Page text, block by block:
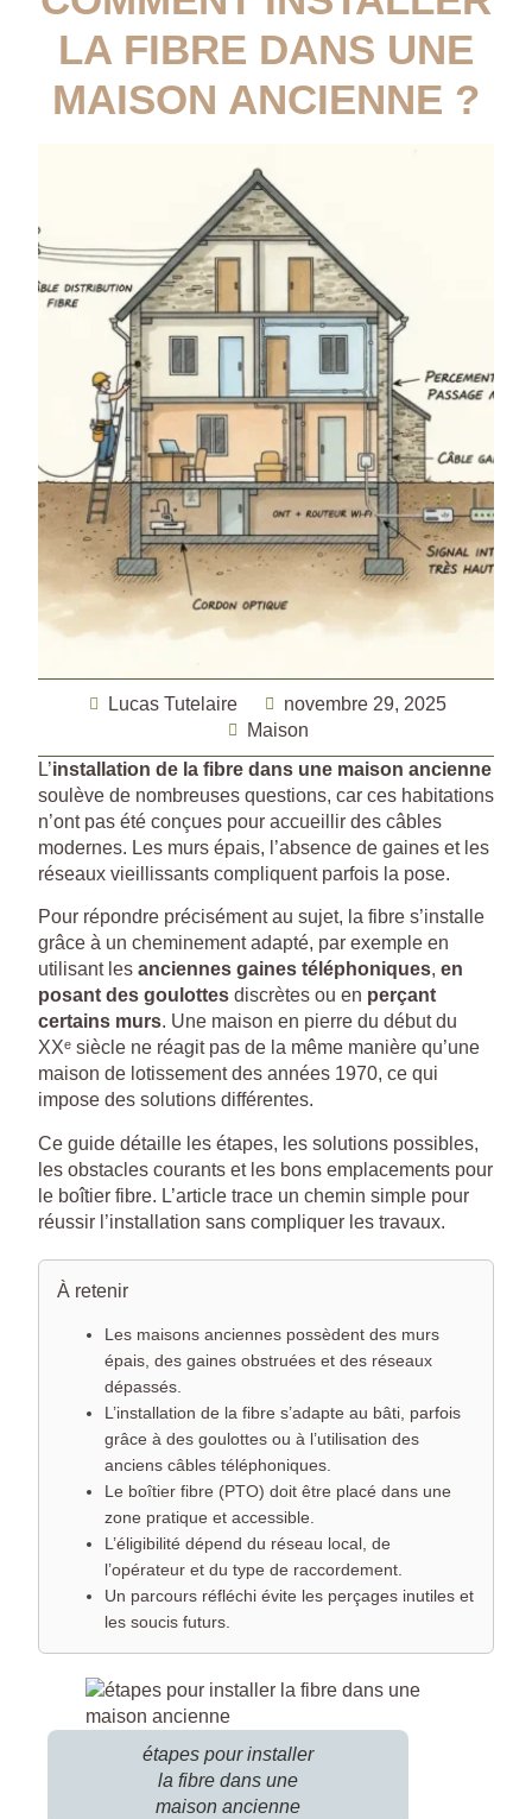
LA FIBRE DANS UNE
MAISON ANCIENNE ?
Lucas Tutelaire
novembre 29, 2025
Maison
L’installation de la fibre dans une maison ancienne
soulève de nombreuses questions, car ces habitations
n’ont pas été conçues pour accueillir des câbles
modernes. Les murs épais, l’absence de gaines et les
réseaux vieillissants compliquent parfois la pose.
Pour répondre précisément au sujet, la fibre s’installe
grâce à un cheminement adapté, par exemple en
utilisant les anciennes gaines téléphoniques, en
posant des goulottes discrètes ou en perçant
certains murs. Une maison en pierre du début du
XXᵉ siècle ne réagit pas de la même manière qu’une
maison de lotissement des années 1970, ce qui
impose des solutions différentes.
Ce guide détaille les étapes, les solutions possibles,
les obstacles courants et les bons emplacements pour
le boîtier fibre. L’article trace un chemin simple pour
réussir l’installation sans compliquer les travaux.
À retenir
Les maisons anciennes possèdent des murs
épais, des gaines obstruées et des réseaux
dépassés.
L’installation de la fibre s’adapte au bâti, parfois
grâce à des goulottes ou à l’utilisation des
anciens câbles téléphoniques.
Le boîtier fibre (PTO) doit être placé dans une
zone pratique et accessible.
L’éligibilité dépend du réseau local, de
l’opérateur et du type de raccordement.
Un parcours réfléchi évite les perçages inutiles et
les soucis futurs.
étapes pour installer
la fibre dans une
maison ancienne